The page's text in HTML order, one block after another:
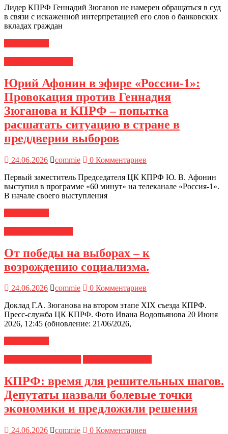
Лидер КПРФ Геннадий Зюганов не намерен обращаться в суд
в связи с искаженной интерпретацией его слов о банковских
вкладах граждан
Юрий Афонин в эфире «России-1»:
Провокация против Геннадия
Зюганова и КПРФ – попытка
расшатать ситуацию в стране в
преддверии выборов
24.06.2026 commie
0 Комментариев
Первый заместитель Председателя ЦК КПРФ Ю. В. Афонин
выступил в программе «60 минут» на телеканале «Россия-1».
В начале своего выступления
От победы на выборах – к
возрождению социализма.
24.06.2026 commie
0 Комментариев
Доклад Г.А. Зюганова на втором этапе XIX съезда КПРФ.
Пресс-служба ЦК КПРФ. Фото Ивана Водопьянова 20 Июня
2026, 12:45 (обновление: 21/06/2026,
КПРФ: время для решительных шагов.
Депутаты назвали болевые точки
экономики и предложили решения
24.06.2026 commie
0 Комментариев